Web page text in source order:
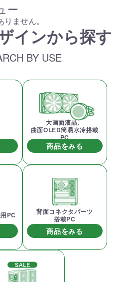
ー
ません。
インから探す
BY USE
大画面液晶、
曲面OLED簡易水冷搭載
PC
商品をみる
PC
背面コネクタパーツ
搭載PC
商品をみる